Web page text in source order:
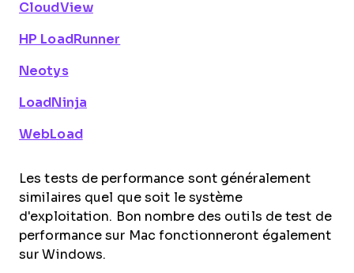
CloudView
HP LoadRunner
Neotys
LoadNinja
WebLoad
Les tests de performance sont généralement
similaires quel que soit le système
d'exploitation. Bon nombre des outils de test de
performance sur Mac fonctionneront également
sur Windows.